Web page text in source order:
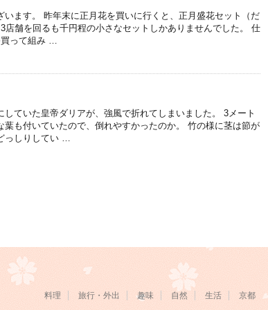
います。 昨年末に正月花を買いに行くと、正月盛花セット（だ
店舗を回るも千円程の小さなセットしかありませんでした。 仕
買って組み …
していた皇帝ダリアが、強風で折れてしまいました。 3メート
葉も付いていたので、倒れやすかったのか。 竹の様に茎は節が
っしりしてい …
料理 旅行・外出 趣味 自然 生活 京都